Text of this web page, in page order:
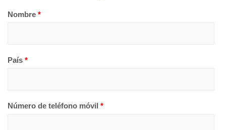
Nombre *
País *
Número de teléfono móvil *